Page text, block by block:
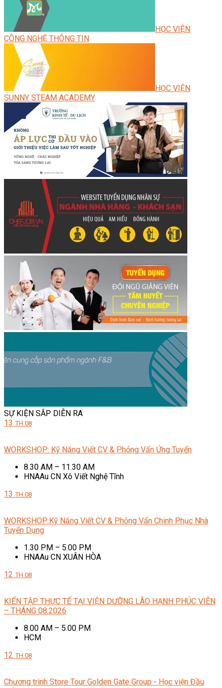
HỌC VIỆN
CÔNG NGHỆ THÔNG TIN
HỌC VIỆN
SUNNY STEAM ACADEMY
SỰ KIỆN SẮP DIỄN RA
13 TH.08
WORKSHOP: Kỹ Năng Viết CV & Phỏng Vấn Ứng Tuyển
8.30 AM – 11.30 AM
HNAAu CN Xô Viết Nghệ Tĩnh
13 TH.08
WORKSHOP:Kỹ Năng Viết CV & Phỏng Vấn Chinh Phục Nhà
Tuyển Dụng
1.30 PM – 5.00 PM
HNAAu CN XUÂN HÒA
12 TH.08
KIẾN TẬP THỰC TẾ TẠI VIỆN DƯỠNG LÃO HẠNH PHÚC VIÊN
– THÁNG 08.2026
8.00 AM – 5.00 PM
HCM
12 TH.08
Chương trình Store Tour Golden Gate Group - Học viện Đầu